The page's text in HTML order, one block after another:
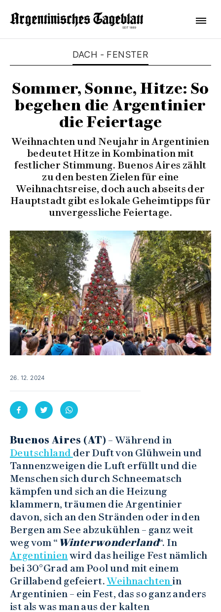
DACH - FENSTER
Sommer, Sonne, Hitze: So
begehen die Argentinier
die Feiertage
Weihnachten und Neujahr in Argentinien
bedeutet Hitze in Kombination mit
festlicher Stimmung. Buenos Aires zählt
zu den besten Zielen für eine
Weihnachtsreise, doch auch abseits der
Hauptstadt gibt es lokale Geheimtipps für
unvergessliche Feiertage.
26. 12. 2024
Buenos Aires (AT) – Während in
Deutschland der Duft von Glühwein und
Tannenzweigen die Luft erfüllt und die
Menschen sich durch Schneematsch
kämpfen und sich an die Heizung
klammern, träumen die Argentinier
davon, sich an den Stränden oder in den
Bergen am See abzukühlen – ganz weit
weg vom “ Winterwonderland“. In
Argentinienwird das heilige Fest nämlich
bei 30°Grad am Pool und mit einem
Grillabend gefeiert.Weihnachtenin
Argentinien – ein Fest, das so ganz anders
ist als was man aus der kalten